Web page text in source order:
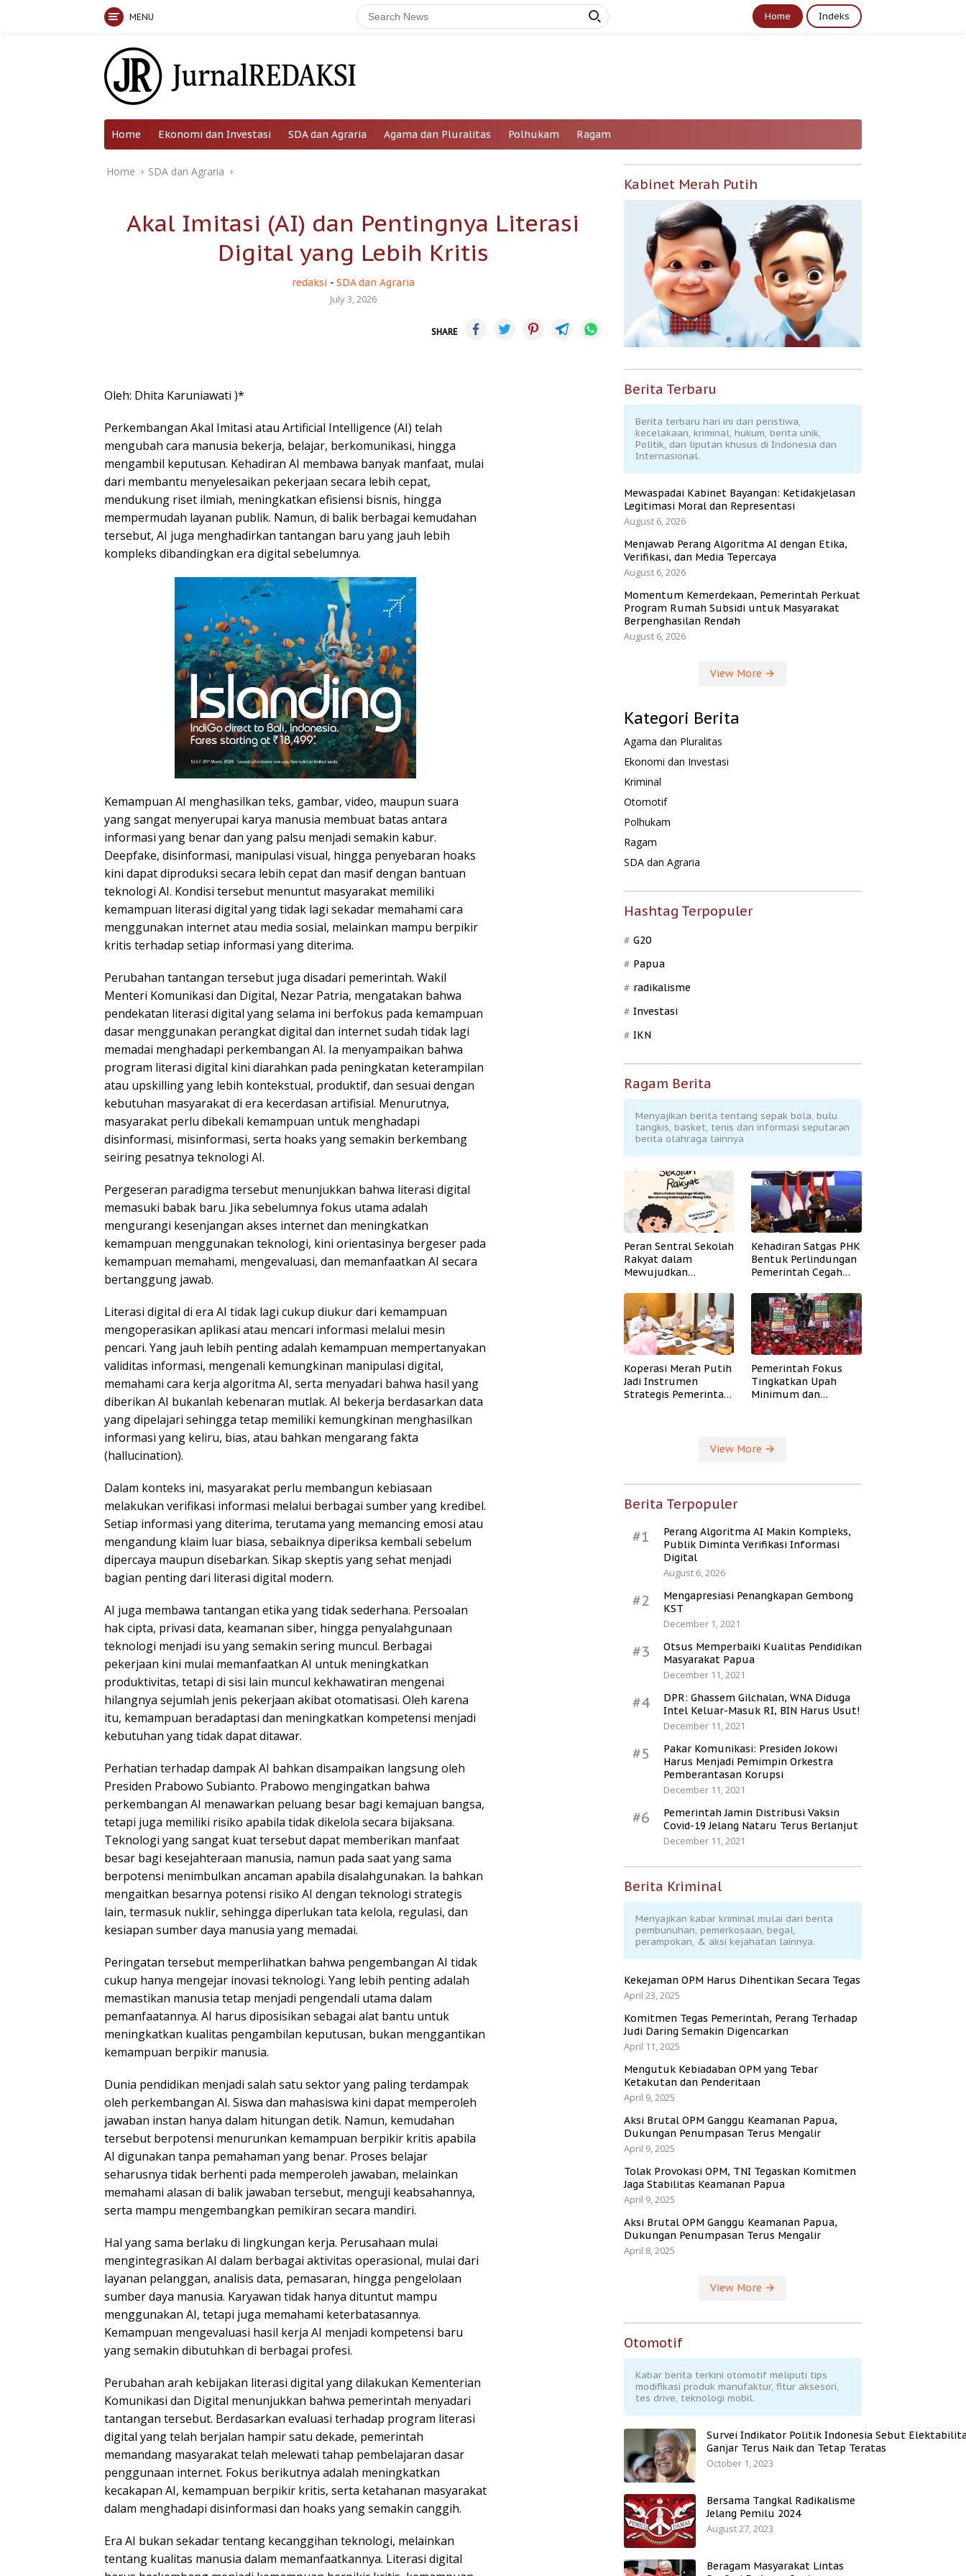
MENU Home Indeks
Home Ekonomi dan Investasi SDA dan Agraria Agama dan Pluralitas Polhukam Ragam
Home SDA dan Agraria
Akal Imitasi (AI) dan Pentingnya Literasi
Digital yang Lebih Kritis
redaksi - SDA dan Agraria
July 3, 2026
SHARE
Oleh: Dhita Karuniawati )*
Perkembangan Akal Imitasi atau Artificial Intelligence (AI) telah
mengubah cara manusia bekerja, belajar, berkomunikasi, hingga
mengambil keputusan. Kehadiran AI membawa banyak manfaat, mulai
dari membantu menyelesaikan pekerjaan secara lebih cepat,
mendukung riset ilmiah, meningkatkan efisiensi bisnis, hingga
mempermudah layanan publik. Namun, di balik berbagai kemudahan
tersebut, AI juga menghadirkan tantangan baru yang jauh lebih
kompleks dibandingkan era digital sebelumnya.
Kemampuan AI menghasilkan teks, gambar, video, maupun suara
yang sangat menyerupai karya manusia membuat batas antara
informasi yang benar dan yang palsu menjadi semakin kabur.
Deepfake, disinformasi, manipulasi visual, hingga penyebaran hoaks
kini dapat diproduksi secara lebih cepat dan masif dengan bantuan
teknologi AI. Kondisi tersebut menuntut masyarakat memiliki
kemampuan literasi digital yang tidak lagi sekadar memahami cara
menggunakan internet atau media sosial, melainkan mampu berpikir
kritis terhadap setiap informasi yang diterima.
Perubahan tantangan tersebut juga disadari pemerintah. Wakil
Menteri Komunikasi dan Digital, Nezar Patria, mengatakan bahwa
pendekatan literasi digital yang selama ini berfokus pada kemampuan
dasar menggunakan perangkat digital dan internet sudah tidak lagi
memadai menghadapi perkembangan AI. Ia menyampaikan bahwa
program literasi digital kini diarahkan pada peningkatan keterampilan
atau upskilling yang lebih kontekstual, produktif, dan sesuai dengan
kebutuhan masyarakat di era kecerdasan artifisial. Menurutnya,
masyarakat perlu dibekali kemampuan untuk menghadapi
disinformasi, misinformasi, serta hoaks yang semakin berkembang
seiring pesatnya teknologi AI.
Pergeseran paradigma tersebut menunjukkan bahwa literasi digital
memasuki babak baru. Jika sebelumnya fokus utama adalah
mengurangi kesenjangan akses internet dan meningkatkan
kemampuan menggunakan teknologi, kini orientasinya bergeser pada
kemampuan memahami, mengevaluasi, dan memanfaatkan AI secara
bertanggung jawab.
Literasi digital di era AI tidak lagi cukup diukur dari kemampuan
mengoperasikan aplikasi atau mencari informasi melalui mesin
pencari. Yang jauh lebih penting adalah kemampuan mempertanyakan
validitas informasi, mengenali kemungkinan manipulasi digital,
memahami cara kerja algoritma AI, serta menyadari bahwa hasil yang
diberikan AI bukanlah kebenaran mutlak. AI bekerja berdasarkan data
yang dipelajari sehingga tetap memiliki kemungkinan menghasilkan
informasi yang keliru, bias, atau bahkan mengarang fakta
(hallucination).
Dalam konteks ini, masyarakat perlu membangun kebiasaan
melakukan verifikasi informasi melalui berbagai sumber yang kredibel.
Setiap informasi yang diterima, terutama yang memancing emosi atau
mengandung klaim luar biasa, sebaiknya diperiksa kembali sebelum
dipercaya maupun disebarkan. Sikap skeptis yang sehat menjadi
bagian penting dari literasi digital modern.
AI juga membawa tantangan etika yang tidak sederhana. Persoalan
hak cipta, privasi data, keamanan siber, hingga penyalahgunaan
teknologi menjadi isu yang semakin sering muncul. Berbagai
pekerjaan kini mulai memanfaatkan AI untuk meningkatkan
produktivitas, tetapi di sisi lain muncul kekhawatiran mengenai
hilangnya sejumlah jenis pekerjaan akibat otomatisasi. Oleh karena
itu, kemampuan beradaptasi dan meningkatkan kompetensi menjadi
kebutuhan yang tidak dapat ditawar.
Perhatian terhadap dampak AI bahkan disampaikan langsung oleh
Presiden Prabowo Subianto. Prabowo mengingatkan bahwa
perkembangan AI menawarkan peluang besar bagi kemajuan bangsa,
tetapi juga memiliki risiko apabila tidak dikelola secara bijaksana.
Teknologi yang sangat kuat tersebut dapat memberikan manfaat
besar bagi kesejahteraan manusia, namun pada saat yang sama
berpotensi menimbulkan ancaman apabila disalahgunakan. Ia bahkan
mengaitkan besarnya potensi risiko AI dengan teknologi strategis
lain, termasuk nuklir, sehingga diperlukan tata kelola, regulasi, dan
kesiapan sumber daya manusia yang memadai.
Peringatan tersebut memperlihatkan bahwa pengembangan AI tidak
cukup hanya mengejar inovasi teknologi. Yang lebih penting adalah
memastikan manusia tetap menjadi pengendali utama dalam
pemanfaatannya. AI harus diposisikan sebagai alat bantu untuk
meningkatkan kualitas pengambilan keputusan, bukan menggantikan
kemampuan berpikir manusia.
Dunia pendidikan menjadi salah satu sektor yang paling terdampak
oleh perkembangan AI. Siswa dan mahasiswa kini dapat memperoleh
jawaban instan hanya dalam hitungan detik. Namun, kemudahan
tersebut berpotensi menurunkan kemampuan berpikir kritis apabila
AI digunakan tanpa pemahaman yang benar. Proses belajar
seharusnya tidak berhenti pada memperoleh jawaban, melainkan
memahami alasan di balik jawaban tersebut, menguji keabsahannya,
serta mampu mengembangkan pemikiran secara mandiri.
Hal yang sama berlaku di lingkungan kerja. Perusahaan mulai
mengintegrasikan AI dalam berbagai aktivitas operasional, mulai dari
layanan pelanggan, analisis data, pemasaran, hingga pengelolaan
sumber daya manusia. Karyawan tidak hanya dituntut mampu
menggunakan AI, tetapi juga memahami keterbatasannya.
Kemampuan mengevaluasi hasil kerja AI menjadi kompetensi baru
yang semakin dibutuhkan di berbagai profesi.
Perubahan arah kebijakan literasi digital yang dilakukan Kementerian
Komunikasi dan Digital menunjukkan bahwa pemerintah menyadari
tantangan tersebut. Berdasarkan evaluasi terhadap program literasi
digital yang telah berjalan hampir satu dekade, pemerintah
memandang masyarakat telah melewati tahap pembelajaran dasar
penggunaan internet. Fokus berikutnya adalah meningkatkan
kecakapan AI, kemampuan berpikir kritis, serta ketahanan masyarakat
dalam menghadapi disinformasi dan hoaks yang semakin canggih.
Era AI bukan sekadar tentang kecanggihan teknologi, melainkan
tentang kualitas manusia dalam memanfaatkannya. Literasi digital
Kabinet Merah Putih
Berita Terbaru
Berita terbaru hari ini dari peristiwa,
kecelakaan, kriminal, hukum, berita unik,
Politik, dan liputan khusus di Indonesia dan
Internasional.
Mewaspadai Kabinet Bayangan: Ketidakjelasan
Legitimasi Moral dan Representasi
August 6, 2026
Menjawab Perang Algoritma AI dengan Etika,
Verifikasi, dan Media Tepercaya
August 6, 2026
Momentum Kemerdekaan, Pemerintah Perkuat
Program Rumah Subsidi untuk Masyarakat
Berpenghasilan Rendah
August 6, 2026
View More
Kategori Berita
Agama dan Pluralitas
Ekonomi dan Investasi
Kriminal
Otomotif
Polhukam
Ragam
SDA dan Agraria
Hashtag Terpopuler
G20
Papua
radikalisme
Investasi
IKN
Ragam Berita
Menyajikan berita tentang sepak bola, bulu
tangkis, basket, tenis dan informasi seputaran
berita olahraga lainnya
Peran Sentral Sekolah
Rakyat dalam
Mewujudkan
Kehadiran Satgas PHK
Bentuk Perlindungan
Pemerintah Cegah
Koperasi Merah Putih
Jadi Instrumen
Strategis Pemerintah
Pemerintah Fokus
Tingkatkan Upah
Minimum dan
View More
Berita Terpopuler
#1
Perang Algoritma AI Makin Kompleks,
Publik Diminta Verifikasi Informasi
Digital
August 6, 2026
#2
Mengapresiasi Penangkapan Gembong
KST
December 1, 2021
#3
Otsus Memperbaiki Kualitas Pendidikan
Masyarakat Papua
December 11, 2021
#4
DPR: Ghassem Gilchalan, WNA Diduga
Intel Keluar-Masuk RI, BIN Harus Usut!
December 11, 2021
#5
Pakar Komunikasi: Presiden Jokowi
Harus Menjadi Pemimpin Orkestra
Pemberantasan Korupsi
December 11, 2021
#6
Pemerintah Jamin Distribusi Vaksin
Covid-19 Jelang Nataru Terus Berlanjut
December 11, 2021
Berita Kriminal
Menyajikan kabar kriminal mulai dari berita
pembunuhan, pemerkosaan, begal,
perampokan, & aksi kejahatan lainnya.
Kekejaman OPM Harus Dihentikan Secara Tegas
April 23, 2025
Komitmen Tegas Pemerintah, Perang Terhadap
Judi Daring Semakin Digencarkan
April 11, 2025
Mengutuk Kebiadaban OPM yang Tebar
Ketakutan dan Penderitaan
April 9, 2025
Aksi Brutal OPM Ganggu Keamanan Papua,
Dukungan Penumpasan Terus Mengalir
April 9, 2025
Tolak Provokasi OPM, TNI Tegaskan Komitmen
Jaga Stabilitas Keamanan Papua
April 9, 2025
Aksi Brutal OPM Ganggu Keamanan Papua,
Dukungan Penumpasan Terus Mengalir
April 8, 2025
View More
Otomotif
Kabar berita terkini otomotif meliputi tips
modifikasi produk manufaktur, fitur aksesori,
tes drive, teknologi mobil.
Survei Indikator Politik Indonesia Sebut
Ganjar Terus Naik dan Tetap Teratas
October 1, 2023
Bersama Tangkal Radikalisme
Jelang Pemilu 2024
August 27, 2023
Beragam Masyarakat Lintas